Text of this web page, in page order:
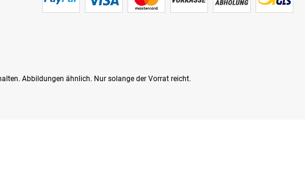
Abbildungen ähnlich. Nur solange der Vorrat reicht.